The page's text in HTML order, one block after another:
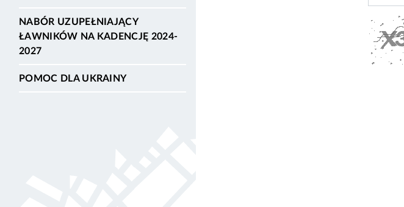
NABÓR UZUPEŁNIAJĄCY
ŁAWNIKÓW NA KADENCJĘ 2024-
2027
POMOC DLA UKRAINY